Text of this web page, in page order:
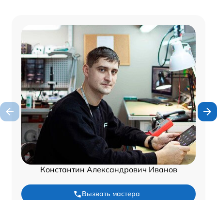
Константин Александрович Иванов
Вызвать мастера